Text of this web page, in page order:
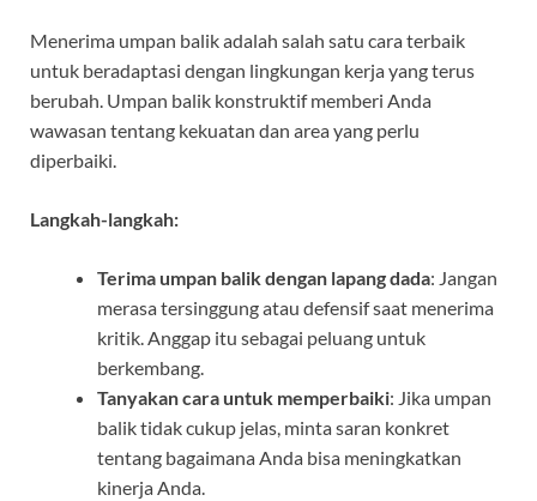
Menerima umpan balik adalah salah satu cara terbaik
untuk beradaptasi dengan lingkungan kerja yang terus
berubah. Umpan balik konstruktif memberi Anda
wawasan tentang kekuatan dan area yang perlu
diperbaiki.
Langkah-langkah:
Terima umpan balik dengan lapang dada: Jangan
merasa tersinggung atau defensif saat menerima
kritik. Anggap itu sebagai peluang untuk
berkembang.
Tanyakan cara untuk memperbaiki: Jika umpan
balik tidak cukup jelas, minta saran konkret
tentang bagaimana Anda bisa meningkatkan
kinerja Anda.